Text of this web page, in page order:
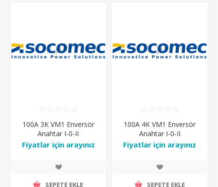
100A 3K VM1 Enversör
Anahtar I-0-II
Fiyatlar için arayınız
SEPETE EKLE
100A 4K VM1 Enversör
Anahtar I-0-II
Fiyatlar için arayınız
SEPETE EKLE